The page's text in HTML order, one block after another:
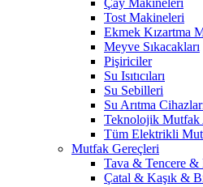
Çay Makineleri
Tost Makineleri
Ekmek Kızartma
Meyve Sıkacakları
Pişiriciler
Su Isıtıcıları
Su Sebilleri
Su Arıtma
Teknolojik Mutfak
Tüm Elektrikli
Mutfak Gereçleri
Tava & Tencere &
Çatal & Kaşık &